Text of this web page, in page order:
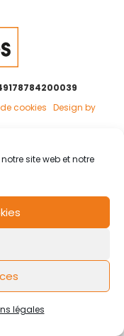
site web et notre
légales
cookies Design by